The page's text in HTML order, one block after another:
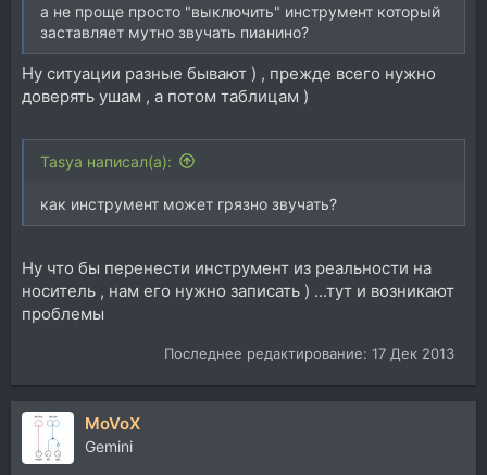
а не проще просто "выключить" инструмент который
заставляет мутно звучать пианино?
Ну ситуации разные бывают ) , прежде всего нужно
доверять ушам , а потом таблицам )
Tasya написал(а):
как инструмент может грязно звучать?
Ну что бы перенести инструмент из реальности на
носитель , нам его нужно записать ) ...тут и возникают
проблемы
Последнее редактирование: 17 Дек 2013
MoVoX
Gemini